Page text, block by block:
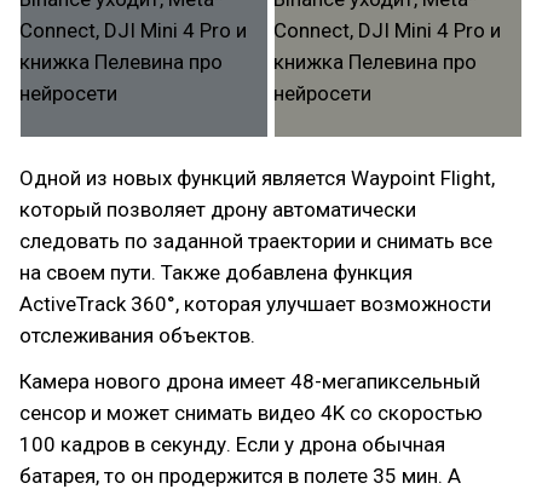
Одной из новых функций является Waypoint Flight,
который позволяет дрону автоматически
следовать по заданной траектории и снимать все
на своем пути. Также добавлена функция
ActiveTrack 360°, которая улучшает возможности
отслеживания объектов.
Камера нового дрона имеет 48-мегапиксельный
сенсор и может снимать видео 4K со скоростью
100 кадров в секунду. Если у дрона обычная
батарея, то он продержится в полете 35 мин. А